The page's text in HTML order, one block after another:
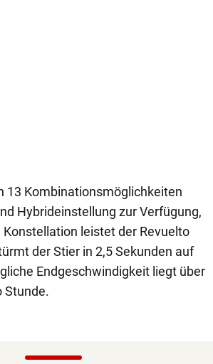
13 Kombinationsmöglichkeiten
Hybrideinstellung zur Verfügung,
leistet der Revuelto
der Stier in 2,5 Sekunden auf
Endgeschwindigkeit liegt über
Stunde.